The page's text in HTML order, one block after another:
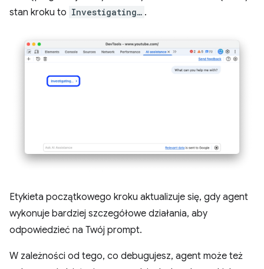
stan kroku to Investigating… .
Etykieta początkowego kroku aktualizuje się, gdy agent
wykonuje bardziej szczegółowe działania, aby
odpowiedzieć na Twój prompt.
W zależności od tego, co debugujesz, agent może też